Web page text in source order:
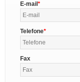
E-mail
Telefone
Fax